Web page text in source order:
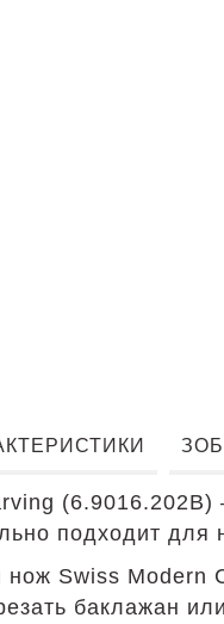
подходит для
Swiss Modern
баклажан